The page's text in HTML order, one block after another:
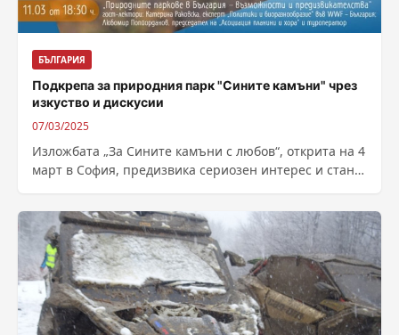
БЪЛГАРИЯ
Подкрепа за природния парк "Сините камъни" чрез
изкуство и дискусии
07/03/2025
Изложбата „За Сините камъни с любов“, открита на 4
март в София, предизвика сериозен интерес и стана